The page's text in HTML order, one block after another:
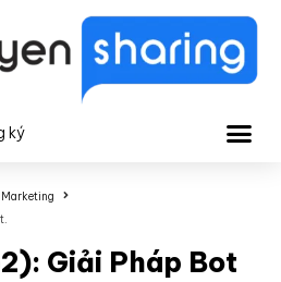
ký
Giải Pháp Bot